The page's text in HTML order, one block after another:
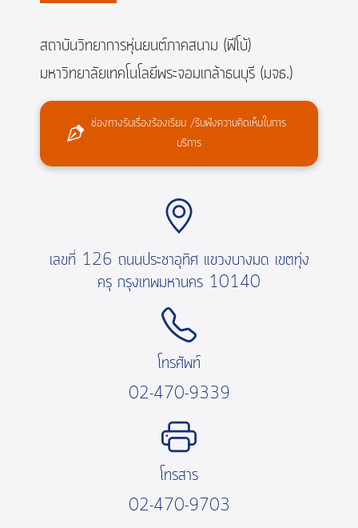
สถาบันวิทยาการหุ่นยนต์ภาคสนาม (ฟีโบ้)
มหาวิทยาลัยเทคโนโลยีพระจอมเกล้าธนบุรี (มจธ.)
ช่องทางรับเรื่องร้องเรียน /รับฟังความคิดเห็นในการ
บริการ
เลขที่ 126 ถนนประชาอุทิศ แขวงบางมด เขตทุ่ง
ครุ กรุงเทพมหานคร 10140
โทรศัพท์
02-470-9339
โทรสาร
02-470-9703